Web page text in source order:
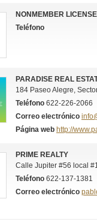
NONMEMBER
Teléfono
PARADISE REAL
184 Paseo Alegre,
Teléfono 622-226-2066
Correo electrónico
Página web http://
PRIME REALTY
Calle Jupiter #56 local
Teléfono 622-137-1381
Correo electrónico